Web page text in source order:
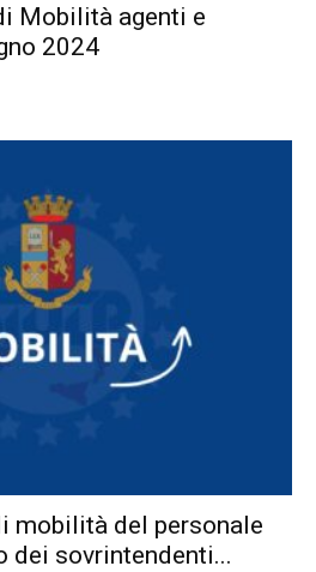
Mobilità agenti e
2024
mobilità del personale
dei sovrintendenti...